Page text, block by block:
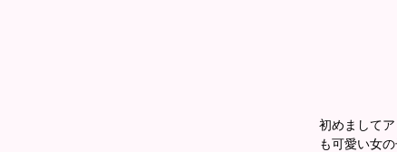
初めまして
も可愛い女